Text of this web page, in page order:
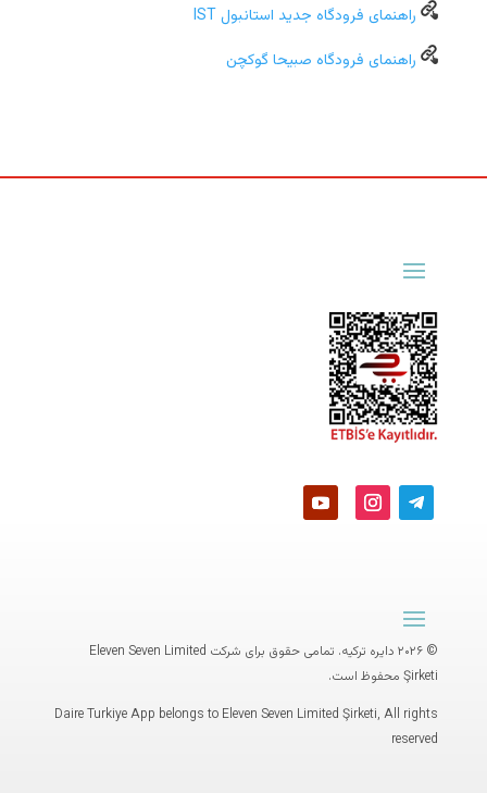
راهنمای فرودگاه جدید استانبول IST
راهنمای فرودگاه صبیحا گوکچن
© ۲۰۲۶ دایره ترکیه. تمامی حقوق برای شرکت
Eleven Seven Limited
Şirketi محفوظ است.
Daire Turkiye App belongs to Eleven Seven Limited Şirketi, All rights
reserved